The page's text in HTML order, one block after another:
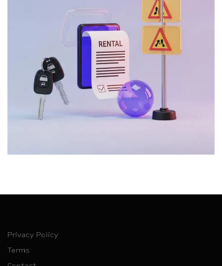
Privacy Policy
Terms